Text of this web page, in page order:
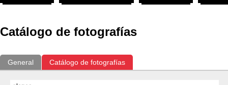
Catálogo de fotografías
General Catálogo de fotografías